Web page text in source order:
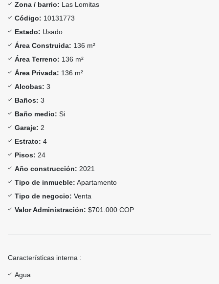
Zona / barrio: Las Lomitas
Código: 10131773
Estado: Usado
Área Construida: 136 m²
Área Terreno: 136 m²
Área Privada: 136 m²
Alcobas: 3
Baños: 3
Baño medio: Si
Garaje: 2
Estrato: 4
Pisos: 24
Año construcción: 2021
Tipo de inmueble: Apartamento
Tipo de negocio: Venta
Valor Administración: $701.000 COP
Características interna :
Agua